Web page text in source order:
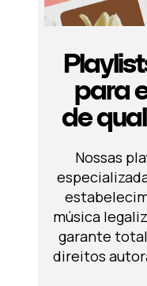
Nossas
música
garante
direitos
para
de